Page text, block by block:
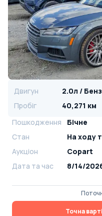
Двигун
Пробіг
40,271 км
Пошкодження
Бічне
Стан
На ​​ходу
Аукціон
Copart
Дата та час
8/14/
Точна